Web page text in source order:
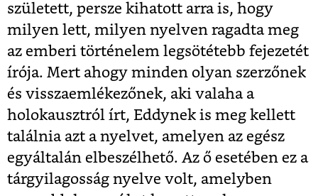
született, persze kihatott arra is, hogy
milyen lett, milyen nyelven ragadta meg
az emberi történelem legsötétebb fejezetét
írója. Mert ahogy minden olyan szerzőnek
és visszaemlékezőnek, aki valaha a
holokausztról írt, Eddynek is meg kellett
találnia azt a nyelvet, amelyen az egész
egyáltalán elbeszélhető. Az ő esetében ez a
tárgyilagosság nyelve volt, amelyben